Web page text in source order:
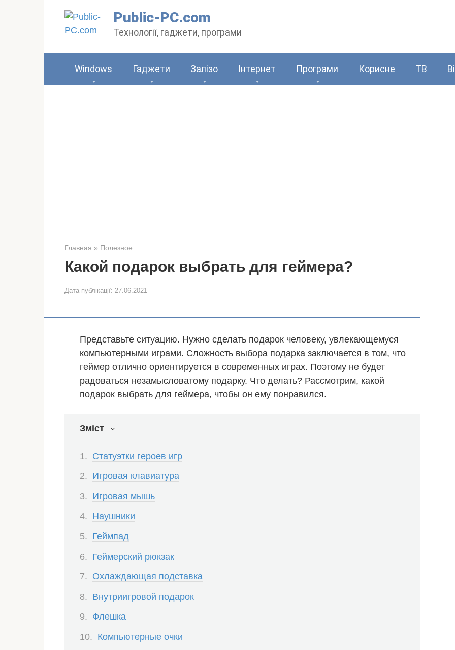
Public-PC.com
Технології, гаджети, програми
Windows Гаджети Залізо Інтернет Програми Корисне ТВ
Главная » Полезное
Какой подарок выбрать для геймера?
Дата публікації: 27.06.2021
Представьте ситуацию. Нужно сделать подарок человеку, увлекающемуся
компьютерными играми. Сложность выбора подарка заключается в том, что
геймер отлично ориентируется в современных играх. Поэтому не будет
радоваться незамысловатому подарку. Что делать? Рассмотрим, какой
подарок выбрать для геймера, чтобы он ему понравился.
Зміст
Статуэтки героев игр
Игровая клавиатура
Игровая мышь
Наушники
Геймпад
Геймерский рюкзак
Охлаждающая подставка
Внутриигровой подарок
Флешка
Компьютерные очки